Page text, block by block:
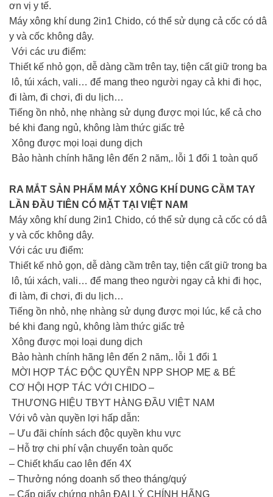
ơn vị y tế.
Máy xông khí dung 2in1 Chido, có thể sử dụng cả cốc có dâ
y và cốc không dây.
Với các ưu điểm:
Thiết kế nhỏ gọn, dễ dàng cầm trên tay, tiện cất giữ trong ba
lô, túi xách, vali… để mang theo người ngay cả khi đi học,
đi làm, đi chơi, đi du lịch…
Tiếng ồn nhỏ, nhẹ nhàng sử dụng được mọi lúc, kể cả cho
bé khi đang ngủ, không làm thức giấc trẻ
Xông được mọi loại dung dịch
Bảo hành chính hãng lên đến 2 năm,. lỗi 1 đổi 1 toàn quố
RA MẮT SẢN PHẨM MÁY XÔNG KHÍ DUNG CẦM TAY
LẦN ĐẦU TIÊN CÓ MẶT TẠI VIỆT NAM
Máy xông khí dung 2in1 Chido, có thể sử dụng cả cốc có dâ
y và cốc không dây.
Với các ưu điểm:
Thiết kế nhỏ gọn, dễ dàng cầm trên tay, tiện cất giữ trong ba
lô, túi xách, vali… để mang theo người ngay cả khi đi học,
đi làm, đi chơi, đi du lịch…
Tiếng ồn nhỏ, nhẹ nhàng sử dụng được mọi lúc, kể cả cho
bé khi đang ngủ, không làm thức giấc trẻ
Xông được mọi loại dung dịch
Bảo hành chính hãng lên đến 2 năm,. lỗi 1 đổi 1
MỜI HỢP TÁC ĐỘC QUYỀN NPP SHOP MẸ & BÉ
CƠ HỘI HỢP TÁC VỚI CHIDO –
THƯƠNG HIỆU TBYT HÀNG ĐẦU VIỆT NAM
Với vô vàn quyền lợi hấp dẫn:
– Ưu đãi chính sách độc quyền khu vực
– Hỗ trợ chi phí vận chuyển toàn quốc
– Chiết khấu cao lên đến 4X
– Thưởng nóng doanh số theo tháng/quý
– Cấp giấy chứng nhận ĐẠI LÝ CHÍNH HÃNG